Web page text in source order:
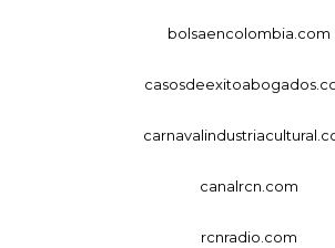
bolsaencolombia.com
canalrcn.com
rcnradio.com